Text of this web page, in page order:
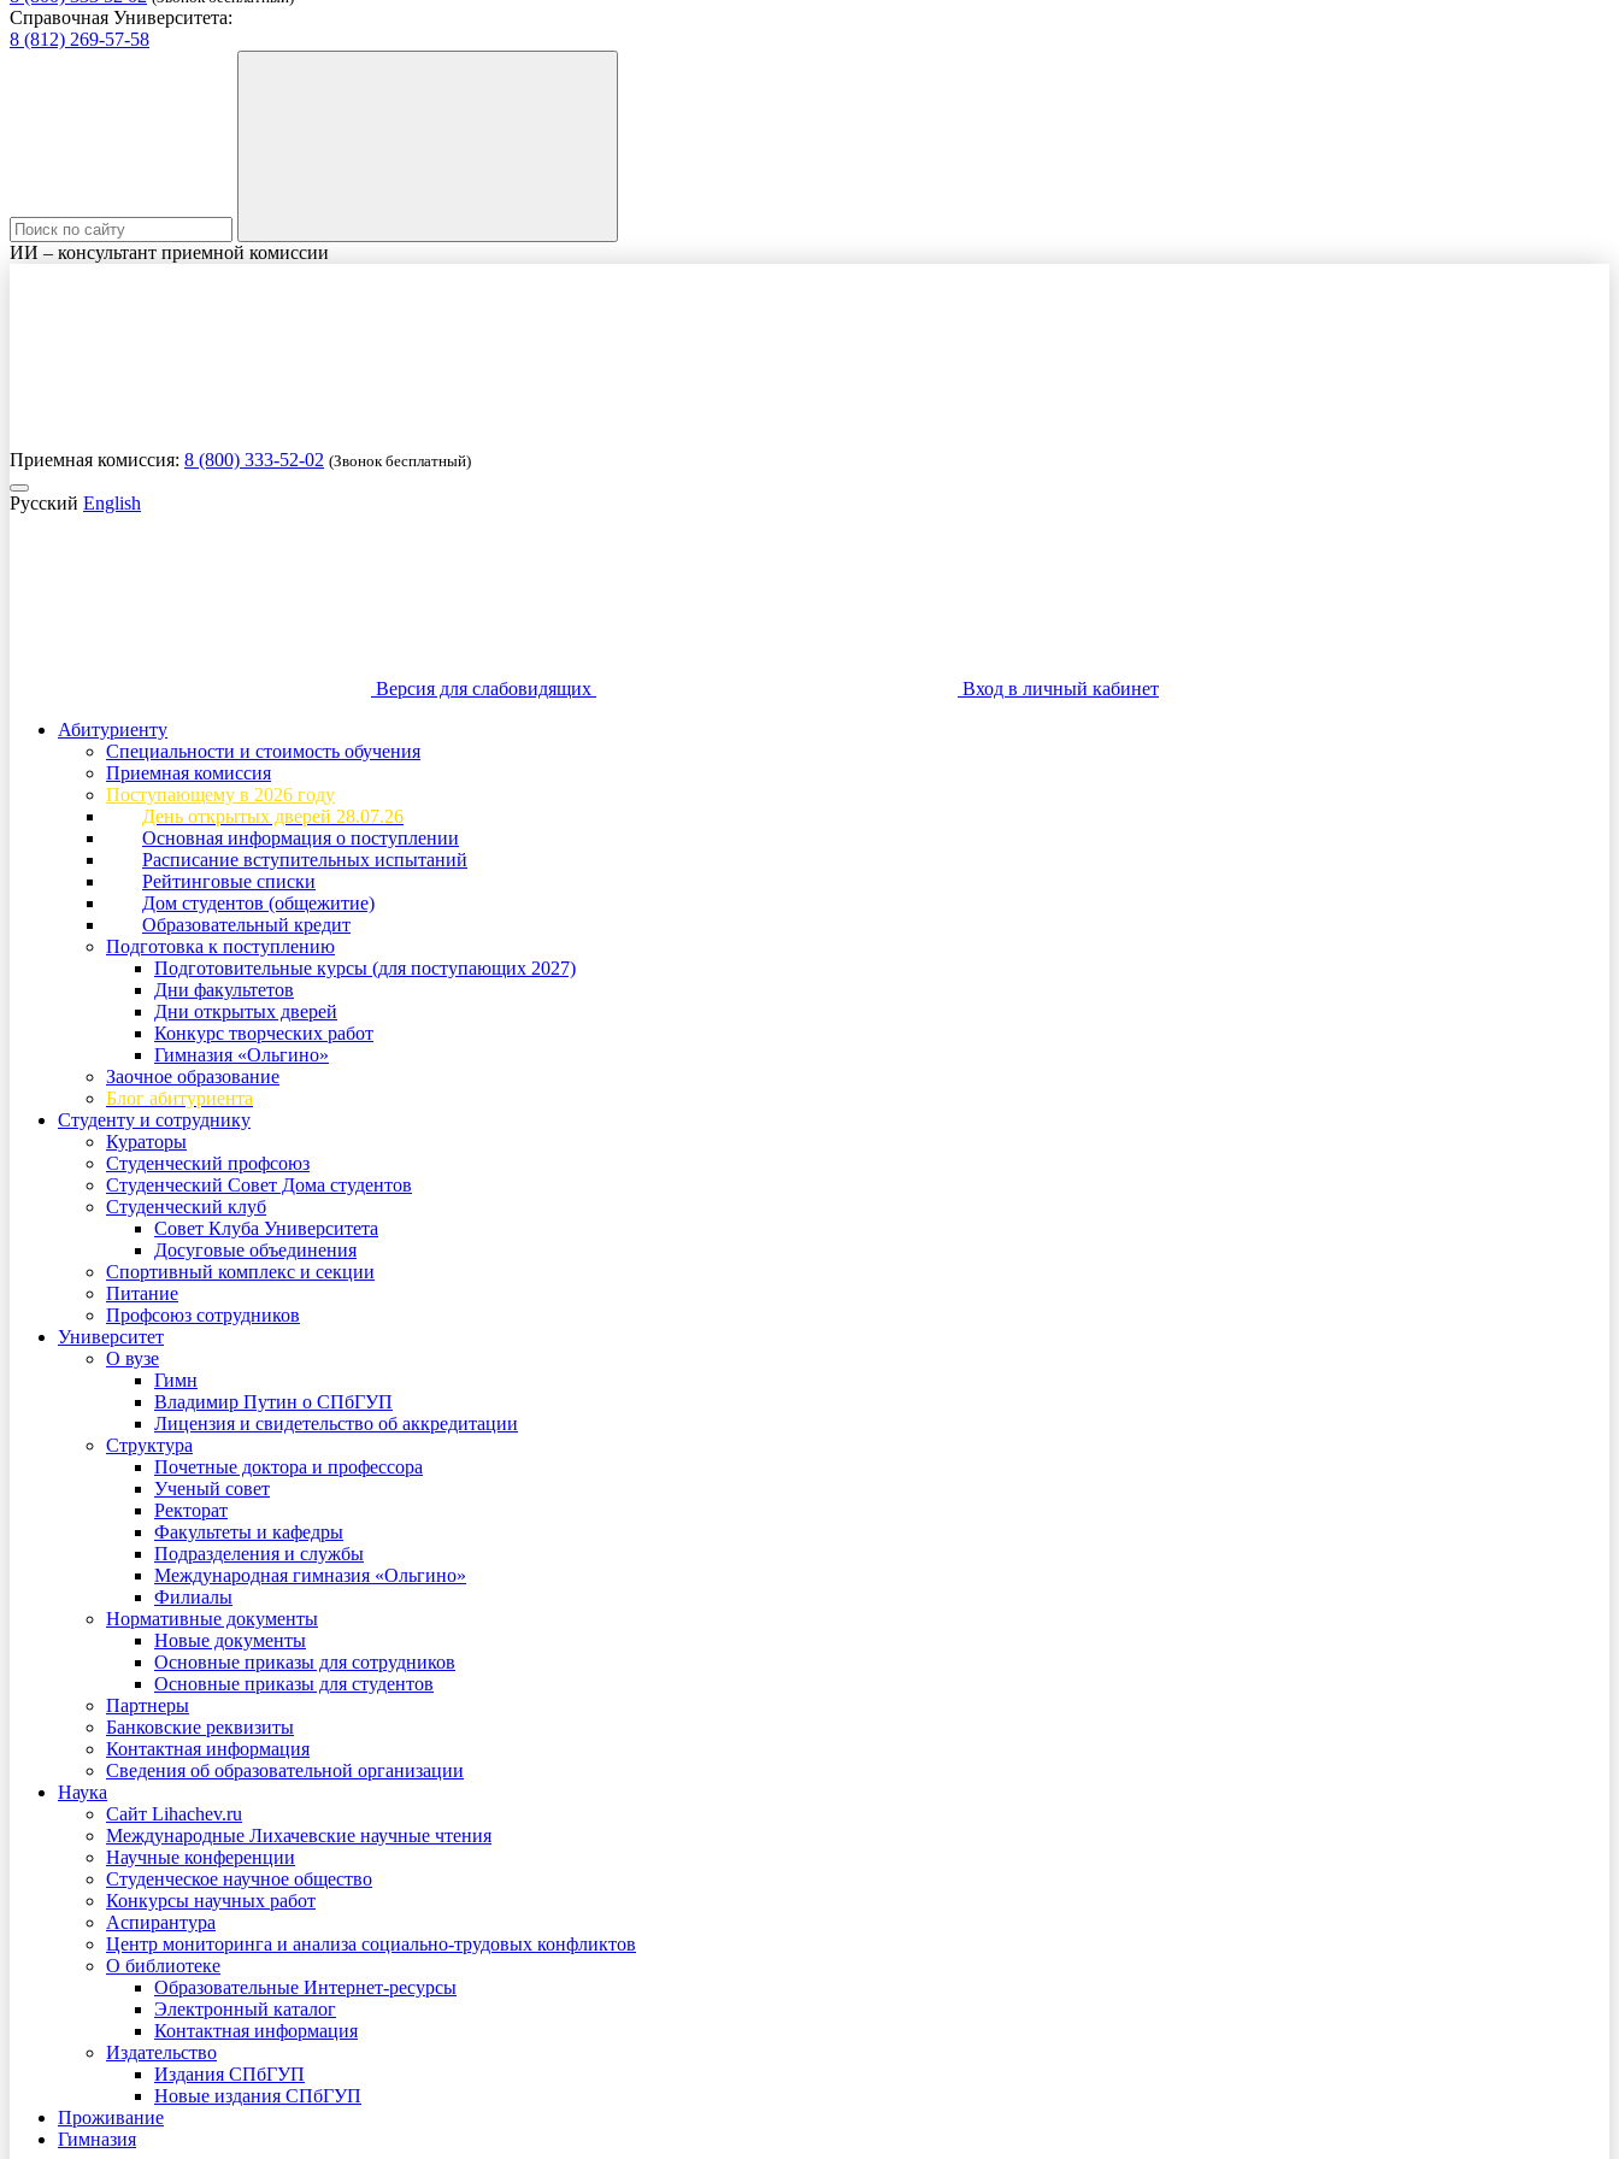
Справочная Университета:
8 (812) 269-57-58
ИИ – консультант приемной комиссии
Приемная комиссия: 8 (800) 333-52-02 (Звонок бесплатный)
Русский English
Версия для слабовидящих
Вход в личный кабинет
Абитуриенту
Специальности и стоимость обучения
Приемная комиссия
Поступающему в 2026 году
День открытых дверей 28.07.26
Основная информация о поступлении
Расписание вступительных испытаний
Рейтинговые списки
Дом студентов (общежитие)
Образовательный кредит
Подготовка к поступлению
Подготовительные курсы (для поступающих 2027)
Дни факультетов
Дни открытых дверей
Конкурс творческих работ
Гимназия «Ольгино»
Заочное образование
Блог абитуриента
Студенту и сотруднику
Кураторы
Студенческий профсоюз
Студенческий Совет Дома студентов
Студенческий клуб
Совет Клуба Университета
Досуговые объединения
Спортивный комплекс и секции
Питание
Профсоюз сотрудников
Университет
О вузе
Гимн
Владимир Путин о СПбГУП
Лицензия и свидетельство об аккредитации
Структура
Почетные доктора и профессора
Ученый совет
Ректорат
Факультеты и кафедры
Подразделения и службы
Международная гимназия «Ольгино»
Филиалы
Нормативные документы
Новые документы
Основные приказы для сотрудников
Основные приказы для студентов
Партнеры
Банковские реквизиты
Контактная информация
Сведения об образовательной организации
Наука
Сайт Lihachev.ru
Международные Лихачевские научные чтения
Научные конференции
Студенческое научное общество
Конкурсы научных работ
Аспирантура
Центр мониторинга и анализа социально-трудовых конфликтов
О библиотеке
Образовательные Интернет-ресурсы
Электронный каталог
Контактная информация
Издательство
Издания СПбГУП
Новые издания СПбГУП
Проживание
Гимназия